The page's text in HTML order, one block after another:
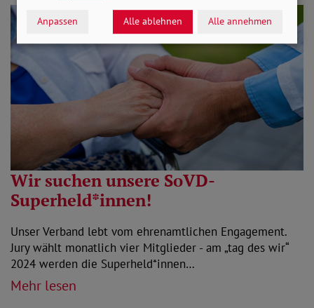
Wir suchen unsere SoVD-
Superheld*innen!
Unser Verband lebt vom ehrenamtlichen Engagement.
Jury wählt monatlich vier Mitglieder - am „tag des wir“
2024 werden die Superheld*innen…
Mehr lesen
Anpassen Alle ablehnen Alle annehmen